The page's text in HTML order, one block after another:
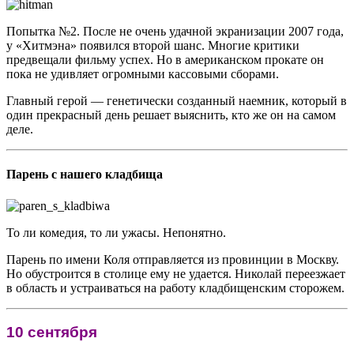
Попытка №2. После не очень удачной экранизации 2007 года,
у «Хитмэна» появился второй шанс. Многие критики
предвещали фильму успех. Но в американском прокате он
пока не удивляет огромными кассовыми сборами.
Главный герой — генетически созданный наемник, который в
один прекрасный день решает выяснить, кто же он на самом
деле.
Парень с нашего кладбища
То ли комедия, то ли ужасы. Непонятно.
Парень по имени Коля отправляется из провинции в Москву.
Но обустроится в столице ему не удается. Николай переезжает
в область и устраиваться на работу кладбищенским сторожем.
10 сентября